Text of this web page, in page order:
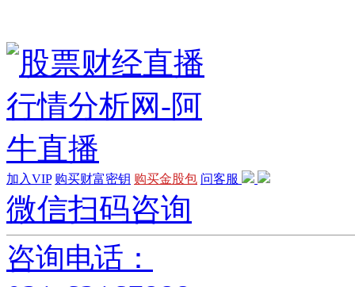
加入VIP 购买财富密钥 购买金股包 问客服
微信扫码咨询
咨询电话：